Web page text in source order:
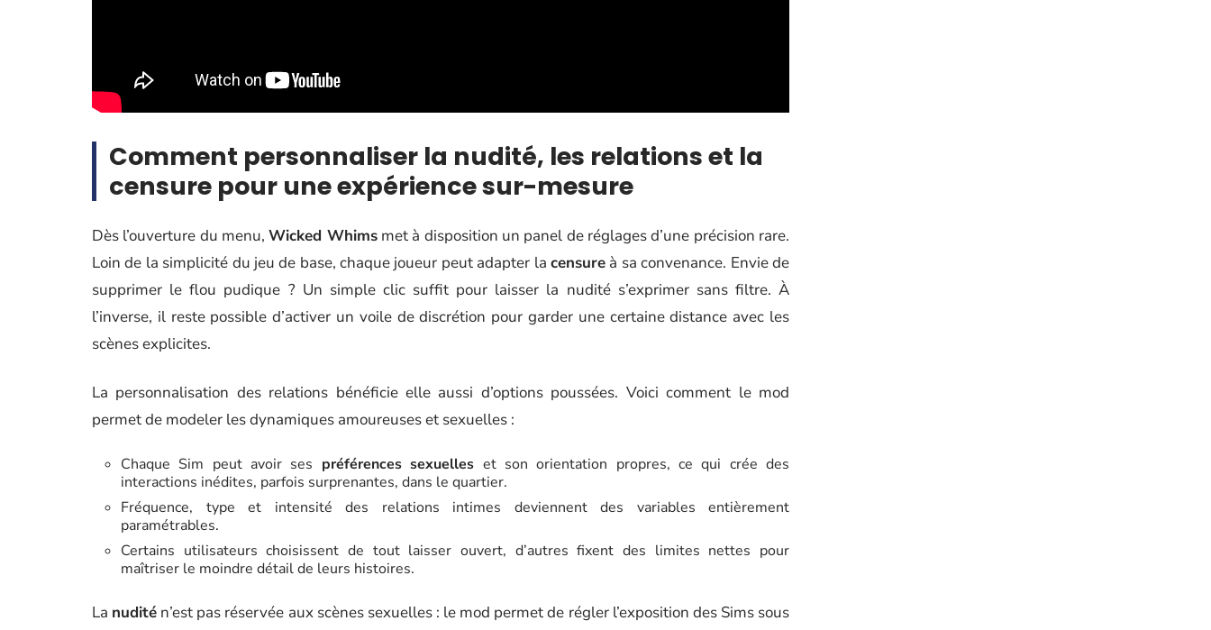
Comment personnaliser la nudité, les relations et la
censure pour une expérience sur-mesure
Dès l’ouverture du menu,Wicked Whimsmet à disposition un panel de réglages d’une précision rare.
Loin de la simplicité du jeu de base, chaque joueur peut adapter lacensure à sa convenance. Envie de
supprimer le flou pudique ? Un simple clic suffit pour laisser la nudité s’exprimer sans filtre. À
l’inverse, il reste possible d’activer un voile de discrétion pour garder une certaine distance avec les
scènes explicites.
La personnalisation des relations bénéficie elle aussi d’options poussées. Voici comment le mod
permet de modeler les dynamiques amoureuses et sexuelles :
Chaque Sim peut avoir ses préférences sexuelles et son orientation propres, ce qui crée des
interactions inédites, parfois surprenantes, dans le quartier.
Fréquence, type et intensité des relations intimes deviennent des variables entièrement
paramétrables.
Certains utilisateurs choisissent de tout laisser ouvert, d’autres fixent des limites nettes pour
maîtriser le moindre détail de leurs histoires.
La nudité n’est pas réservée aux scènes sexuelles : le mod permet de régler l’exposition des Sims sous